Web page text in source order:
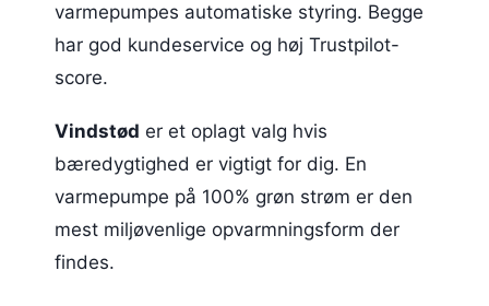
varmepumpes automatiske styring. Begge
har god kundeservice og høj Trustpilot-
score.
Vindstød er et oplagt valg hvis
bæredygtighed er vigtigt for dig. En
varmepumpe på 100% grøn strøm er den
mest miljøvenlige opvarmningsform der
findes.